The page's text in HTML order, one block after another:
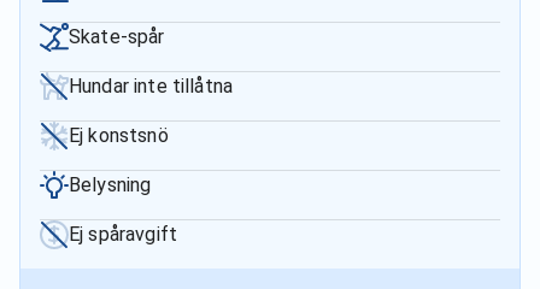
Skate-spår
Hundar inte tillåtna
Ej konstsnö
Belysning
Ej spåravgift